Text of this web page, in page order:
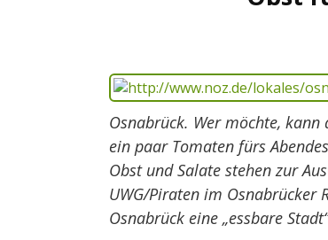
Osnabrück. Wer möchte,
ein paar Tomaten fürs
Obst und Salate stehen zur
UWG/Piraten im Osnabrücker
Osnabrück eine „essbare